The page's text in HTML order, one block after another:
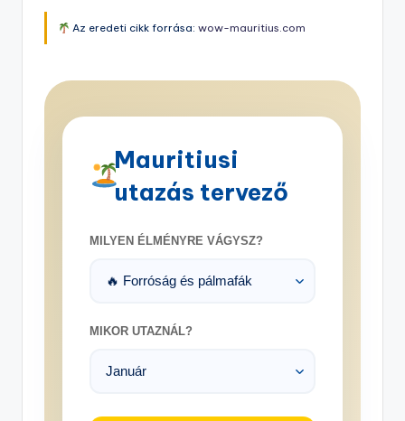
Az eredeti cikk forrása:wow-mauritius.com
Mauritiusi
utazás tervező
MILYEN ÉLMÉNYRE VÁGYSZ?
MIKOR UTAZNÁL?